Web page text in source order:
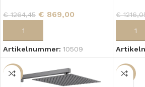
€1264,45 € 869,00
Artikelnummer: 10509
€
SALE SALE